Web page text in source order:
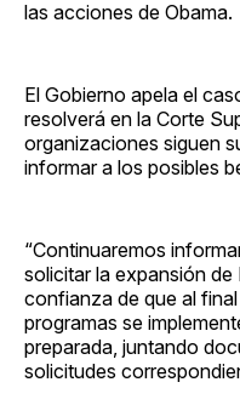
las acciones de Obama.
El Gobierno apela el
resolverá en la Corte
organizaciones siguen
informar a los posibles
“Continuaremos
solicitar la expansión
confianza de que al
programas se
preparada, juntando
solicitudes